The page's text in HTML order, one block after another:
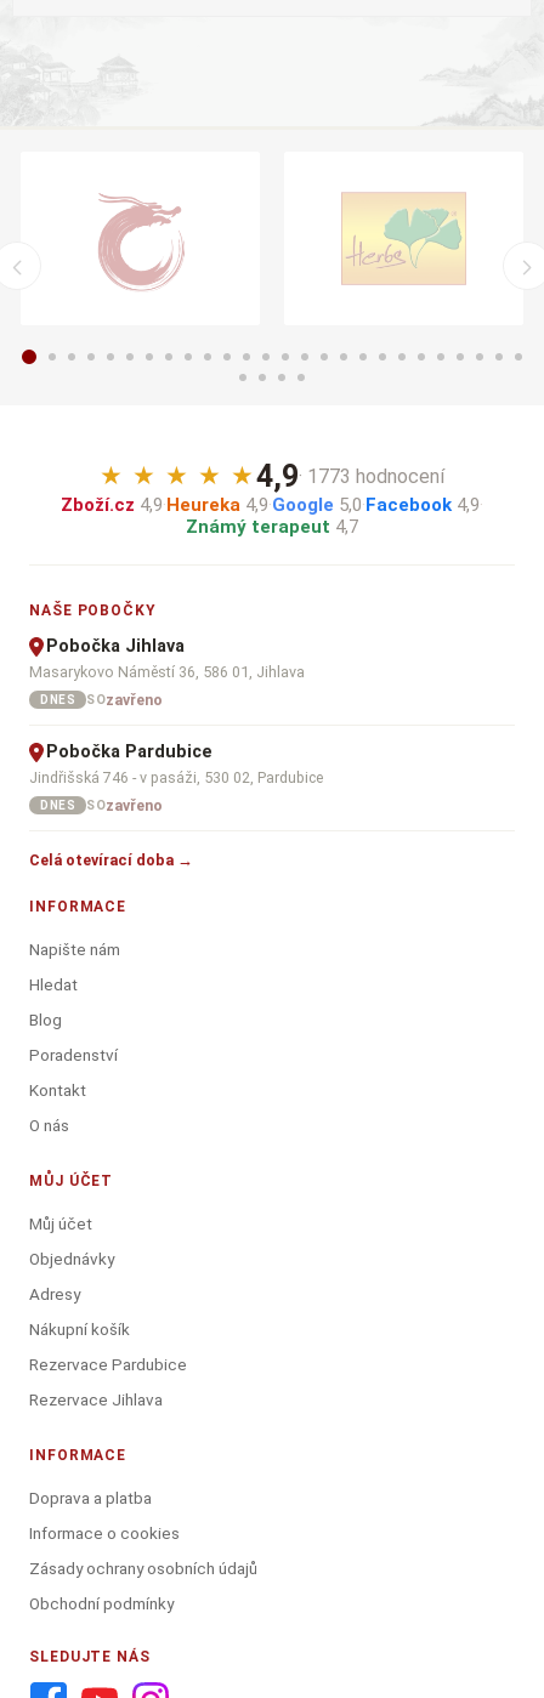
★ ★ ★ ★ ★4,9· 1773 hodnocení
Zboží.cz 4,9·Heureka 4,9·Google 5,0·Facebook 4,9·
Známý terapeut 4,7
NAŠE POBOČKY
Pobočka Jihlava
Masarykovo Náměstí 36, 586 01, Jihlava
DNES SOzavřeno
Pobočka Pardubice
Jindřišská 746 - v pasáži, 530 02, Pardubice
DNES SOzavřeno
Celá otevírací doba →
INFORMACE
Napište nám
Hledat
Blog
Poradenství
Kontakt
O nás
MŮJ ÚČET
Můj účet
Objednávky
Adresy
Nákupní košík
Rezervace Pardubice
Rezervace Jihlava
INFORMACE
Doprava a platba
Informace o cookies
Zásady ochrany osobních údajů
Obchodní podmínky
SLEDUJTE NÁS